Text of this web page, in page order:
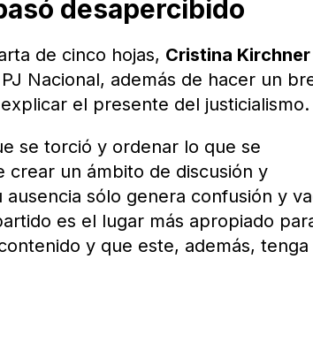
desapercibido
de cinco hojas, Cristina Kirchner
Nacional, además de hacer un
el presente del justicialismo.
se torció y ordenar lo que se
crear un ámbito de discusión y
sólo genera confusión y
es el lugar más apropiado
y que este, además, tenga